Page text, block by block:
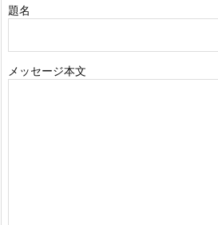
題名
メッセージ本文